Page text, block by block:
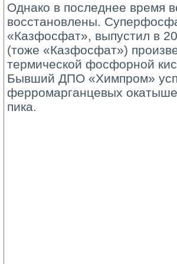
Однако в последнее время
восстановлены.
«Казфосфат», выпустил в
(тоже «Казфосфат»)
термической фосфорной
Бывший ДПО «Химпром»
ферромарганцевых
пика.